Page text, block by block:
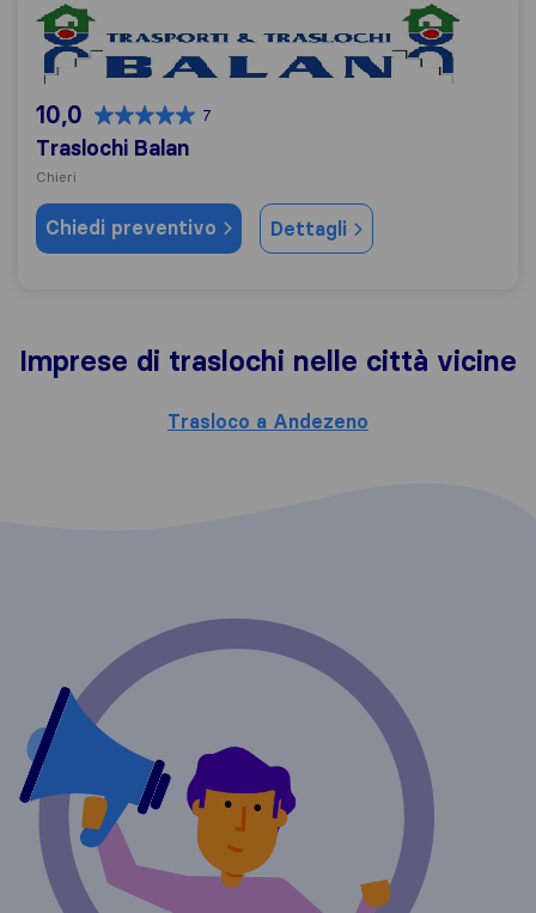
Traslochi Balan
10,0 7
Traslochi Balan
Chieri
Chiedi preventivo Dettagli
Imprese di traslochi nelle città vicine
Trasloco a Andezeno